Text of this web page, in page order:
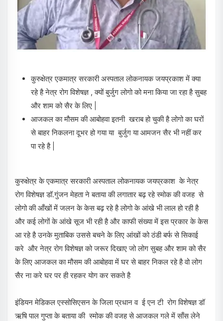
कुरुक्षेत्र एकमात्र सरकारी अस्पताल लोकनायक जयप्रकाश में क्या
रहे है नेत्र रोग विशेषज्ञ , क्यों बुर्जुग लोगो को मना किया जा रहा है सुबह
और शाम को सैर के लिए |
आजकल का मौसम की आबोहवा इतनी खराब हो चुकी है लोगो का घरों
से बाहर निकलना दूभर हो गया या बुर्जुग या आमजन सैर भी नहीं कर
पा रहे है |
कुरुक्षेत्र के एकमात्र सरकारी अस्पताल लोकनायक जयप्रकाश के नेत्र
रोग विशेषज्ञ डॉ.गुंजन मेहता ने बताया की लगातार बढ़ रहे स्मोक की वजह से
लोगो की आँखों में जलन के केस बढ़ रहे है लोगो के आंखे भी लाल हो रही है
और कई लोगों के आंखे सूज भी रही है और काफी संख्या में इस प्रकार के केस
आ रहे है उनके मुताबिक उससे बचने के लिए आंखों को ठंडी बर्फ से सिकाई
करे और नेत्र रोग विशेषज्ञ को जरूर दिखाए जो लोग सुबह और शाम को सैर
के लिए आजकल का मौसम की आबोहवा में घर से बाहर निकल रहे है वो लोग
सैर ना करे घर पर ही रहकर योग कर सकते है
इंडियन मेडिकल एस्सोसिएसन के जिला प्रधान व ई एन टी रोग विशेषज्ञ डॉ
ऋषि पाल गुप्ता के बताया की स्मोक की वजह से आजकल गले में साँस लेने